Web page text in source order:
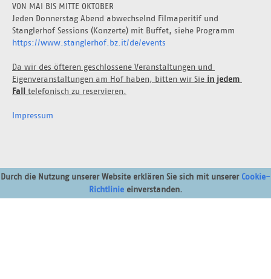
VON MAI BIS MITTE OKTOBER
Jeden Donnerstag Abend abwechselnd Filmaperitif und
https://www.stanglerhof.bz.it/de/events
Da wir des öfteren geschlossene Veranstaltungen und
Eigenveranstaltungen am Hof haben, bitten wir Sie in jedem
Fall telefonisch zu reservieren.
Impressum
Durch die Nutzung unserer Website erklären Sie sich mit unserer Cookie-
Richtlinieeinverstanden.